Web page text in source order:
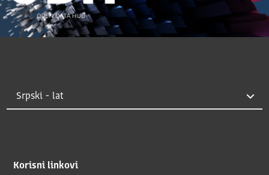
Korisni linkovi